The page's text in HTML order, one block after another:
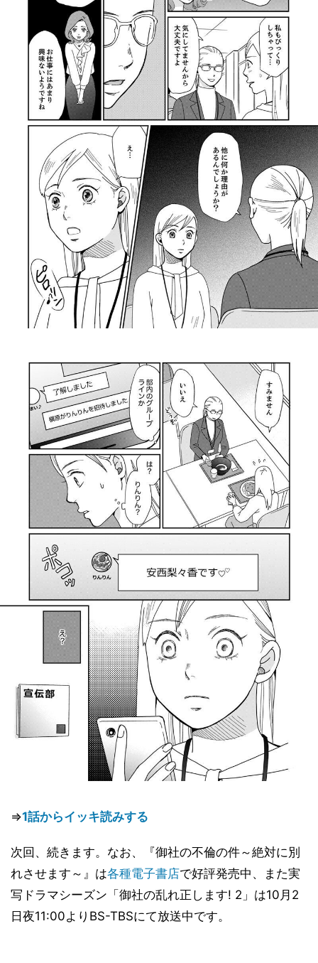
⇒1話からイッキ読みする
次回、続きます。なお、『御社の不倫の件～絶対に別
れさせます～』は各種電子書店で好評発売中、また実
写ドラマシーズン「御社の乱れ正します! 2」は10月2
日夜11:00よりBS-TBSにて放送中です。